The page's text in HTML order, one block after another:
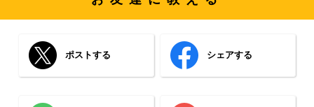
ポストする シェアする